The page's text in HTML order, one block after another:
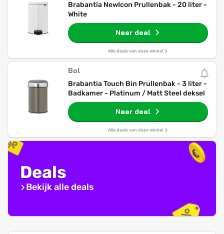
Brabantia NewIcon Prullenbak - 20 liter -
White
Naar deal
Alle deals van deze winkel
Bol
Brabantia Touch Bin Prullenbak - 3 liter -
Badkamer - Platinum / Matt Steel deksel
Naar deal
Alle deals van deze winkel
Deals
Bekijk alle deals